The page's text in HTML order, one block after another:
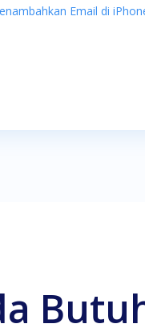
Email di